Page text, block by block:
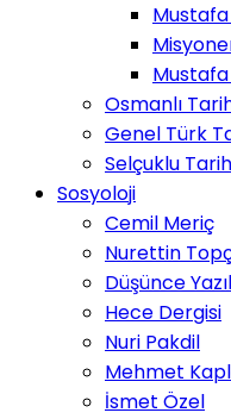
Osmanlı
Genel Türk
Selçuklu
Sosyoloji
Cemil Meriç
Nurettin
Düşünce
Hece Dergisi
Nuri Pakdil
Mehmet
İsmet Özel